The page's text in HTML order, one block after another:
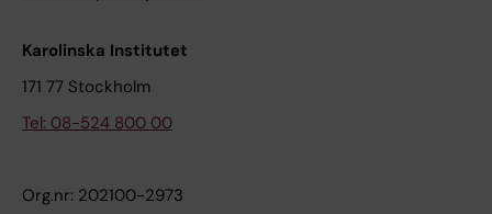
Karolinska Institutet
171 77 Stockholm
Tel: 08-524 800 00
Org.nr: 202100-2973